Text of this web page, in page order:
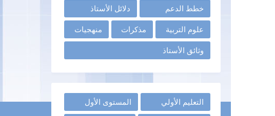
خطط الدعم دلائل الأستاذ
علوم التربية مذكرات منهجيات
وثائق الأستاذ
التعليم الأولي المستوى الأول